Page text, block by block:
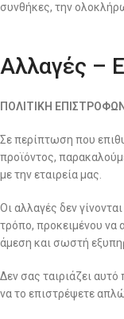
συνθήκες, την
Αλλαγές –
ΠΟΛΙΤΙΚΗ ΕΠΙΣΤΡΟΦΩΝ
Σε περίπτωση που
προϊόντος,
με την εταιρεία μας.
Οι αλλαγές δεν
τρόπο, προκειμένου να
άμεση και σωστή
Δεν σας ταιριάζει
να το επιστρέψετε